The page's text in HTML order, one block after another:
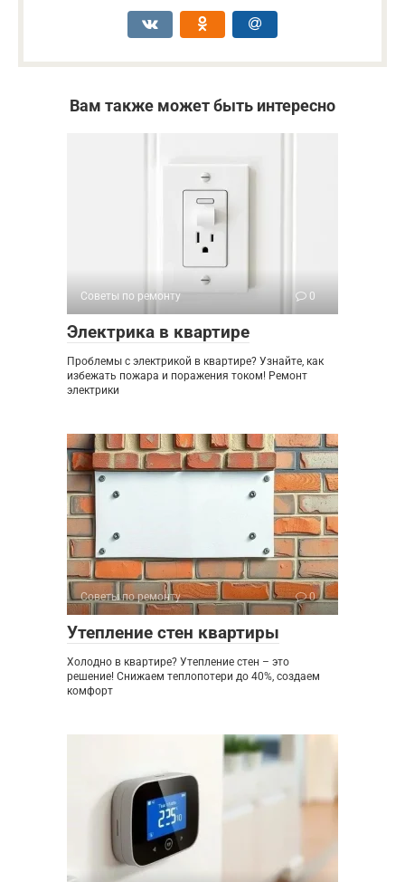
Вам также может быть интересно
Советы по ремонту 0
Электрика в квартире
Проблемы с электрикой в квартире? Узнайте, как
избежать пожара и поражения током! Ремонт
электрики
Советы по ремонту 0
Утепление стен квартиры
Холодно в квартире? Утепление стен – это
решение! Снижаем теплопотери до 40%, создаем
комфорт